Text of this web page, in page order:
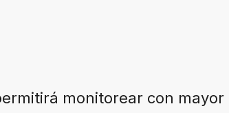
monitorear con